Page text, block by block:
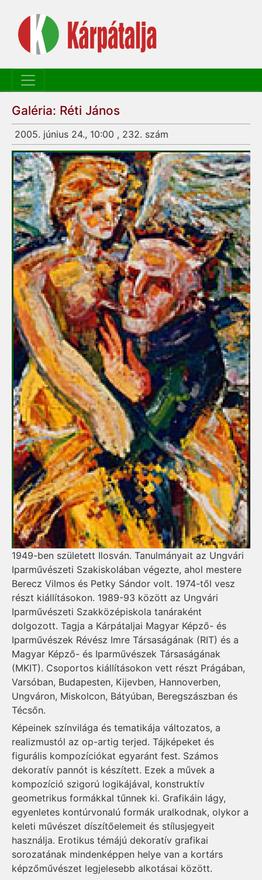
Galéria: Réti János
2005. június 24., 10:00 , 232. szám
1949-ben született Ilosván. Tanulmányait az Ungvári
Iparművészeti Szakiskolában végezte, ahol mestere
Berecz Vilmos és Petky Sándor volt. 1974-től vesz
részt kiállításokon. 1989-93 között az Ungvári
Iparművészeti Szakközépiskola tanáraként
dolgozott. Tagja a Kárpátaljai Magyar Képző- és
Iparművészek Révész Imre Társaságának (RIT) és a
Magyar Képző- és Iparművészek Társaságának
(MKIT). Csoportos kiállításokon vett részt Prágában,
Varsóban, Budapesten, Kijevben, Hannoverben,
Ungváron, Miskolcon, Bátyúban, Beregszászban és
Técsőn.
Képeinek színvilága és tematikája változatos, a
realizmustól az op-artig terjed. Tájképeket és
figurális kompozíciókat egyaránt fest. Számos
dekoratív pannót is készített. Ezek a művek a
kompozíció szigorú logikájával, konstruktív
geometrikus formákkal tűnnek ki. Grafikáin lágy,
egyenletes kontúrvonalú formák uralkodnak, olykor a
keleti művészet díszítőelemeit és stílusjegyeit
használja. Erotikus témájú dekoratív grafikai
sorozatának mindenképpen helye van a kortárs
képzőművészet legjelesebb alkotásai között.